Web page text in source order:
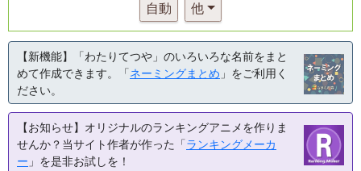
自動 他
【新機能】「わたりてつや」のいろいろな名前をまと
めて作成できます。「ネーミングまとめ 」をご利用く
ださい。
【お知らせ】オリジナルのランキングアニメを作りま
せんか？当サイト作者が作った「ランキングメーカ
ー 」を是非お試しを！